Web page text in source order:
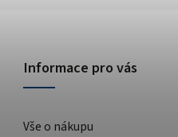
Informace pro vás
Vše o nákupu